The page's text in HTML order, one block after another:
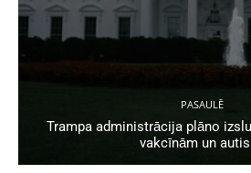
PASAULĒ
Trampa administrācija plāno
vakcīnām un